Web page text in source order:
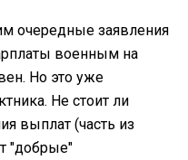
очередные заявления
военным на
Но это уже
Не стоит ли
выплат (часть из
"добрые"